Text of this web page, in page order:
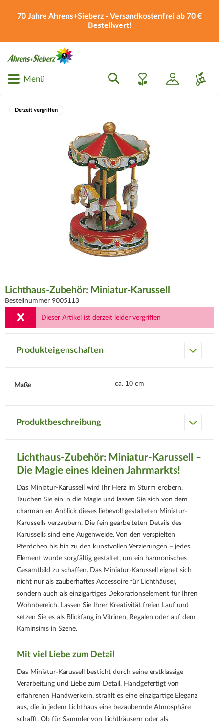
70 Jahre Ahrens+Sieberz - Versandkostenfrei ab 70 €
Bestellwert!
Menü
Derzeit vergriffen
Lichthaus-Zubehör: Miniatur-Karussell
Bestellnummer 9005113
Dieser Artikel ist derzeit leider vergriffen
Produkteigenschaften
Maße ca. 10 cm
Produktbeschreibung
Lichthaus-Zubehör: Miniatur-Karussell –
Die Magie eines kleinen Jahrmarkts!
Das Miniatur-Karussell wird Ihr Herz im Sturm erobern.
Tauchen Sie ein in die Magie und lassen Sie sich von dem
charmanten Anblick dieses liebevoll gestalteten Miniatur-
Karussells verzaubern. Die fein gearbeiteten Details des
Karussells sind eine Augenweide. Von den verspielten
Pferdchen bis hin zu den kunstvollen Verzierungen – jedes
Element wurde sorgfältig gestaltet, um ein harmonisches
Gesamtbild zu schaffen. Das Miniatur-Karussell eignet sich
nicht nur als zauberhaftes Accessoire für Lichthäuser,
sondern auch als einzigartiges Dekorationselement für Ihren
Wohnbereich. Lassen Sie Ihrer Kreativität freien Lauf und
setzen Sie es als Blickfang in Vitrinen, Regalen oder auf dem
Kaminsims in Szene.
Mit viel Liebe zum Detail
Das Miniatur-Karussell besticht durch seine erstklassige
Verarbeitung und Liebe zum Detail. Handgefertigt von
erfahrenen Handwerkern, strahlt es eine einzigartige Eleganz
aus, die in jedem Lichthaus eine bezaubernde Atmosphäre
schafft. Ob für Sammler von Lichthäusern oder als